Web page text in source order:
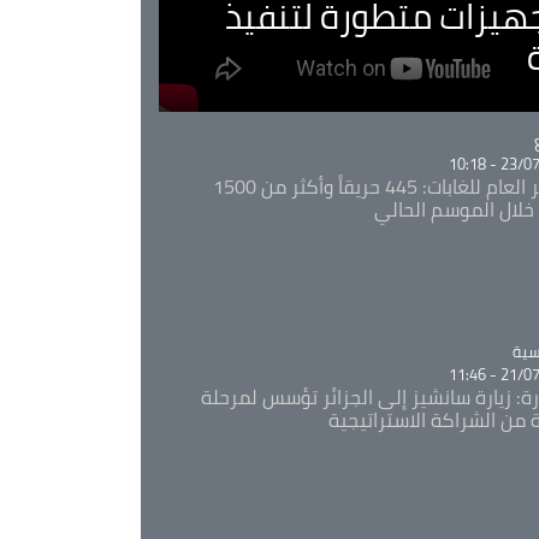
متطورة لتنفيذ
23/07/
المدير العام للغابات: 445 حريقاً وأكثر من 1500
الموسم الحالي
21/07/
زيارة سانشيز إلى الجزائر تؤسس لمرحلة
من الشراكة الاستراتيجية